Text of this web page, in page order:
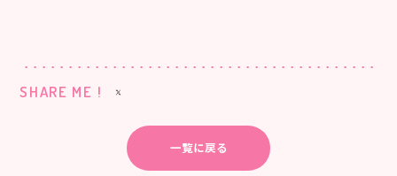
SHARE ME !
一覧に戻る